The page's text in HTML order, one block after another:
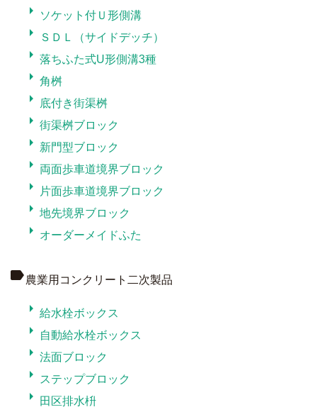
arrow_right ソケット付Ｕ形側溝
arrow_right ＳＤＬ（サイドデッチ）
arrow_right 落ちふた式U形側溝3種
arrow_right 角桝
arrow_right 底付き街渠桝
arrow_right 街渠桝ブロック
arrow_right 新門型ブロック
arrow_right 両面歩車道境界ブロック
arrow_right 片面歩車道境界ブロック
arrow_right 地先境界ブロック
arrow_right オーダーメイドふた
label農業用コンクリート二次製品
arrow_right 給水栓ボックス
arrow_right 自動給水栓ボックス
arrow_right 法面ブロック
arrow_right ステップブロック
arrow_right 田区排水枡